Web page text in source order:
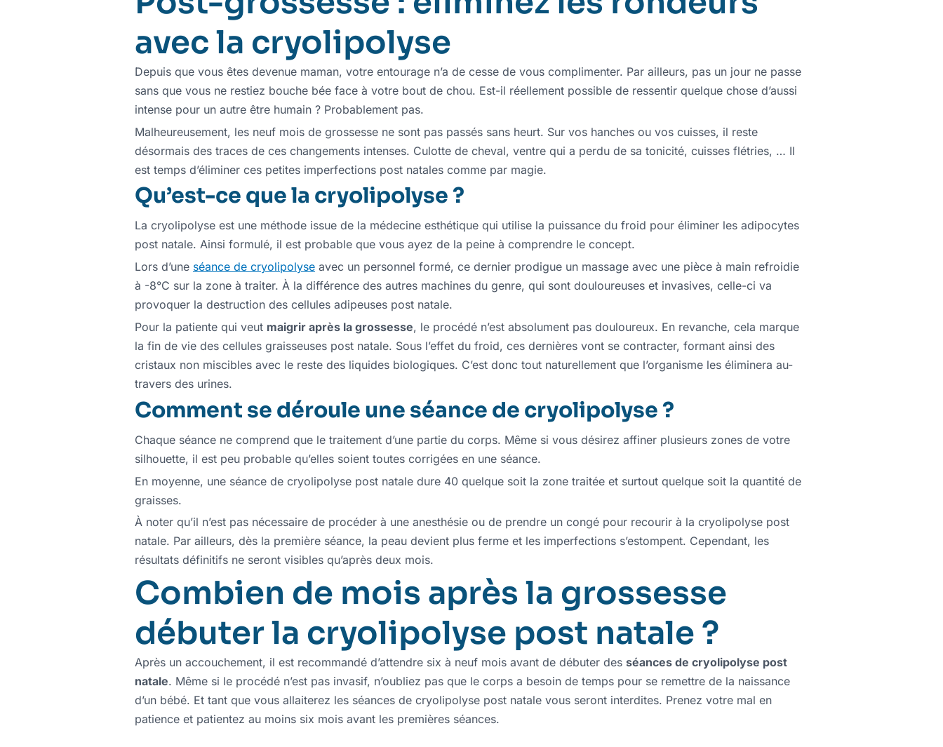
avec la cryolipolyse
Depuis que vous êtes devenue maman, votre entourage n’a de cesse de vous complimenter. Par ailleurs, pas un jour ne passe
sans que vous ne restiez bouche bée face à votre bout de chou. Est-il réellement possible de ressentir quelque chose d’aussi
intense pour un autre être humain ? Probablement pas.
Malheureusement, les neuf mois de grossesse ne sont pas passés sans heurt. Sur vos hanches ou vos cuisses, il reste
désormais des traces de ces changements intenses. Culotte de cheval, ventre qui a perdu de sa tonicité, cuisses flétries, … Il
est temps d’éliminer ces petites imperfections post natales comme par magie.
Qu’est-ce que la cryolipolyse ?
La cryolipolyse est une méthode issue de la médecine esthétique qui utilise la puissance du froid pour éliminer les adipocytes
post natale. Ainsi formulé, il est probable que vous ayez de la peine à comprendre le concept.
Lors d’une séance de cryolipolyse avec un personnel formé, ce dernier prodigue un massage avec une pièce à main refroidie
à -8°C sur la zone à traiter. À la différence des autres machines du genre, qui sont douloureuses et invasives, celle-ci va
provoquer la destruction des cellules adipeuses post natale.
Pour la patiente qui veut maigrir après la grossesse, le procédé n’est absolument pas douloureux. En revanche, cela marque
la fin de vie des cellules graisseuses post natale. Sous l’effet du froid, ces dernières vont se contracter, formant ainsi des
cristaux non miscibles avec le reste des liquides biologiques. C’est donc tout naturellement que l’organisme les éliminera au-
travers des urines.
Comment se déroule une séance de cryolipolyse ?
Chaque séance ne comprend que le traitement d’une partie du corps. Même si vous désirez affiner plusieurs zones de votre
silhouette, il est peu probable qu’elles soient toutes corrigées en une séance.
En moyenne, une séance de cryolipolyse post natale dure 40 quelque soit la zone traitée et surtout quelque soit la quantité de
graisses.
À noter qu’il n’est pas nécessaire de procéder à une anesthésie ou de prendre un congé pour recourir à la cryolipolyse post
natale. Par ailleurs, dès la première séance, la peau devient plus ferme et les imperfections s’estompent. Cependant, les
résultats définitifs ne seront visibles qu’après deux mois.
Combien de mois après la grossesse
débuter la cryolipolyse post natale ?
Après un accouchement, il est recommandé d’attendre six à neuf mois avant de débuter des séances de cryolipolyse post
natale. Même si le procédé n’est pas invasif, n’oubliez pas que le corps a besoin de temps pour se remettre de la naissance
d’un bébé. Et tant que vous allaiterez les séances de cryolipolyse post natale vous seront interdites. Prenez votre mal en
patience et patientez au moins six mois avant les premières séances.